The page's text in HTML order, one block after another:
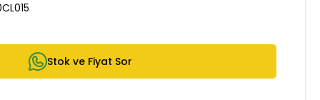
Stok ve Fiyat Sor